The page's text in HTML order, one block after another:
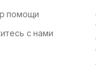
помощи
с нами